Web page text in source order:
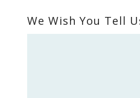
We Wish You Tell